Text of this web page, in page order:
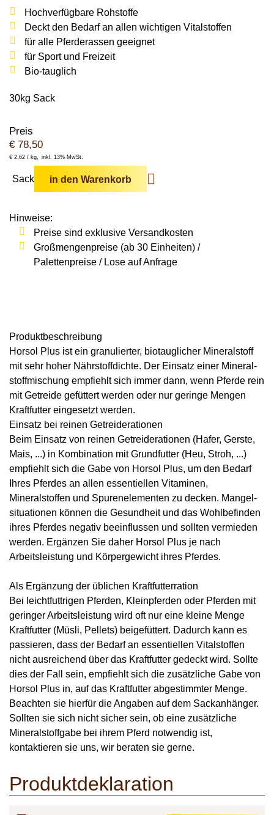
Einstreu
Puten
Ziegen
Katzen
SOLAN-VET
Rohstoffe & Einzelfuttermittel
Stall & Co
Hygieneprodukte
Werbeartikel
Hochverfügbare Rohstoffe
Deckt den Bedarf an allen wichtigen Vitalstoffen
für alle Pferderassen geeignet
für Sportund Freizeit
Bio-tauglich
30kg Sack
Preis
€ 78,50
€ 2,62 / kg inkl. 13% MwSt.
Sack in den Warenkorb
Hinweise:
Preise sind exklusive Versandkosten
Großmengenpreise (ab 30 Einheiten) /
Palettenpreise / Lose auf Anfrage
Produkt­beschreibung
Horsol Plus ist ein granulierter, biotauglicher Mineralstoff
mit sehr hoher Nährstoffdichte. Der Einsatz einer Mineral­
stoffmischung empfiehlt sich immer dann, wenn Pferde rein
mit Getreide gefüttert werden oder nur geringe Mengen
Kraftfutter eingesetzt werden.
Einsatz bei reinen Getreiderationen
Beim Einsatz von reinen Getreiderationen (Hafer, Gerste,
Mais, ...) in Kombination mit Grundfutter (Heu, Stroh, ...)
empfiehlt sich die Gabe von Horsol Plus, um den Bedarf
Ihres Pferdes an allen essentiellen Vitaminen,
Mineralstoffen und Spurenelementen zu decken. Mangel­
situationen können die Gesundheit und das Wohlbefinden
ihres Pferdes negativ beeinflussen und sollten vermieden
werden. Ergänzen Sie daher Horsol Plus je nach
Arbeitsleistung und Körpergewicht ihres Pferdes.
Als Ergänzung der üblichen Kraftfutterration
Bei leichtfuttrigen Pferden, Kleinpferden oder Pferden mit
geringer Arbeitsleistung wird oft nur eine kleine Menge
Kraftfutter (Müsli, Pellets) beigefüttert. Dadurch kann es
passieren, dass der Bedarf an essentiellen Vitalstoffen
nicht ausreichend über das Kraftfutter gedeckt wird. Sollte
dies der Fall sein, empfiehlt sich die zusätzliche Gabe von
Horsol Plus in, auf das Kraftfutter abgestimmter Menge.
Beachten sie hierfür die Angaben auf dem Sackanhänger.
Sollten sie sich nicht sicher sein, ob eine zusätzliche
Mineralstoffgabe bei ihrem Pferd notwendig ist,
kontaktieren sie uns, wir beraten sie gerne.
Produktdeklaration